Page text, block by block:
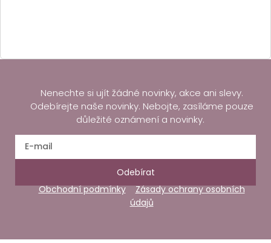
Nenechte si ujít žádné novinky, akce ani slevy.
Odebírejte naše novinky. Nebojte, zasíláme pouze
důležité oznámení a novinky.
Odebírat
Obchodní podmínky
Zásady ochrany osobních
údajů